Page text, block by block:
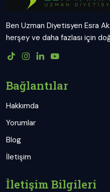
Ben Uzman Diyetisyen Esra
herşey ve daha fazlası için
Bağlantılar
Hakkımda
Yorumlar
Blog
İletişim
İletişim Bilgileri